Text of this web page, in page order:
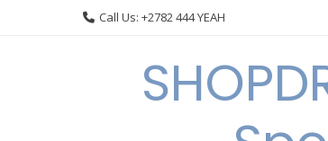
Call Us: +2782 444 YEAH